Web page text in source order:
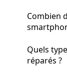
Combien
Quels
réparés ?